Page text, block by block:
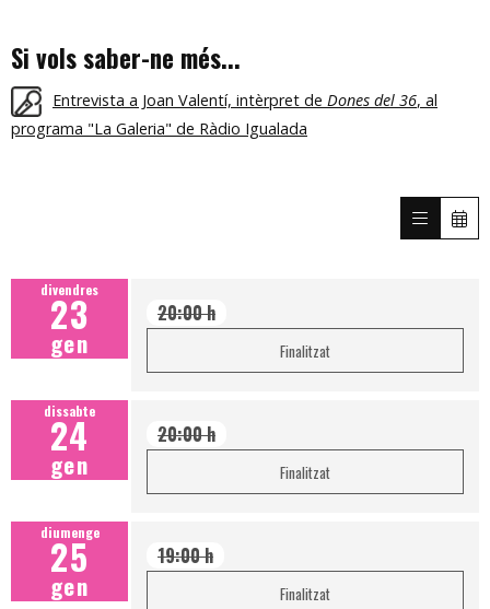
Si vols saber-ne més...
Entrevista a Joan Valentí, intèrpret de Dones del 36, al
programa "La Galeria" de Ràdio Igualada
divendres
23
gen
20:00 h
Finalitzat
dissabte
24
gen
20:00 h
Finalitzat
diumenge
25
gen
19:00 h
Finalitzat